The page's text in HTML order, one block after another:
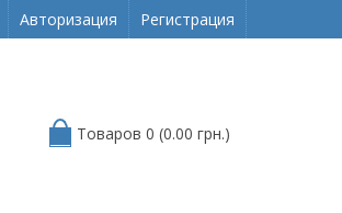
Авторизация Регистрация
Товаров 0 (0.00 грн.)